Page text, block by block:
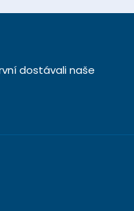
dostávali naše